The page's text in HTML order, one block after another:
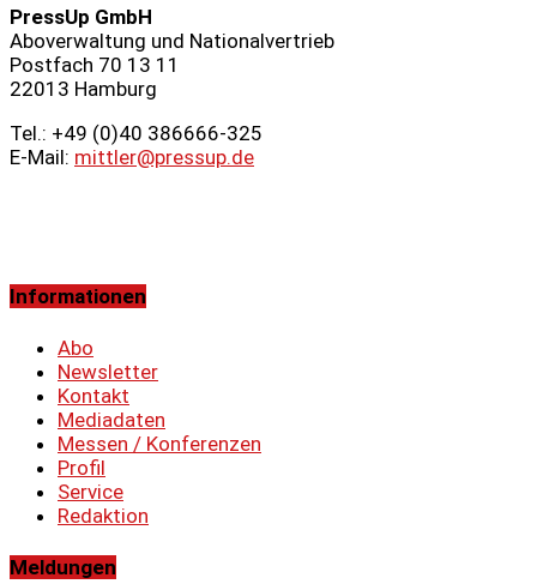
PressUp GmbH
Aboverwaltung und Nationalvertrieb
Postfach 70 13 11
22013 Hamburg
Tel.: +49 (0)40 386666‑325
E-Mail: mittler@pressup.de
Informationen
Abo
Newsletter
Kontakt
Mediadaten
Messen / Konferenzen
Profil
Service
Redaktion
Meldungen